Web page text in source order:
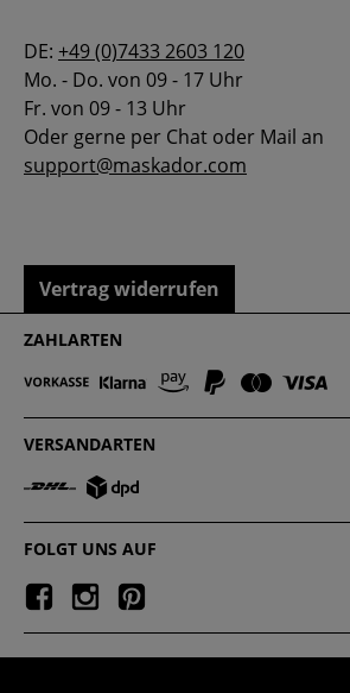
DE: +49 (0)7433 2603 120
Mo. - Do. von 09 - 17 Uhr
Fr. von 09 - 13 Uhr
Oder gerne per Chat oder Mail an
support@maskador.com
Vertrag widerrufen
ZAHLARTEN
VERSANDARTEN
FOLGT UNS AUF